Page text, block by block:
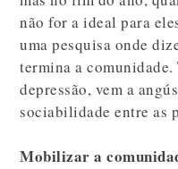
não for a ideal para
uma pesquisa onde
termina a
depressão, vem a
sociabilidade entre as
Mobilizar a